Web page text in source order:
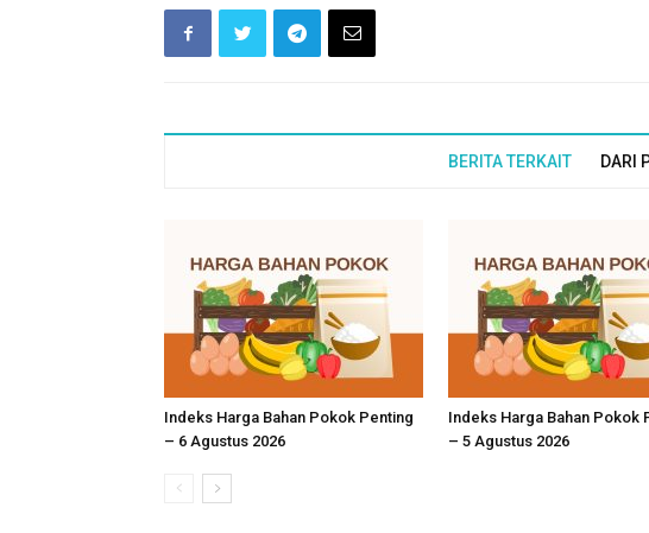
BERITA TERKAIT DARI
Indeks Harga Bahan Pokok Penting
– 6 Agustus 2026
Indeks Harga Bahan Pokok
– 5 Agustus 2026